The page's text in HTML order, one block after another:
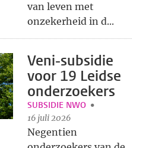
van leven met
onzekerheid in d...
Veni-subsidie
voor 19 Leidse
onderzoekers
SUBSIDIE NWO
16 juli 2026
Negentien